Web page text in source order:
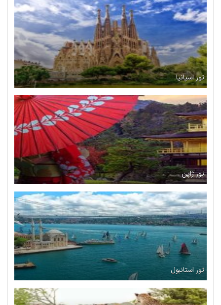
تور اسپانیا
تور ژاپن
تور استانبول